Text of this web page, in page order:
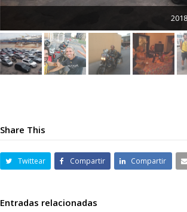
Share This
Twittear Compartir Compartir
Entradas relacionadas